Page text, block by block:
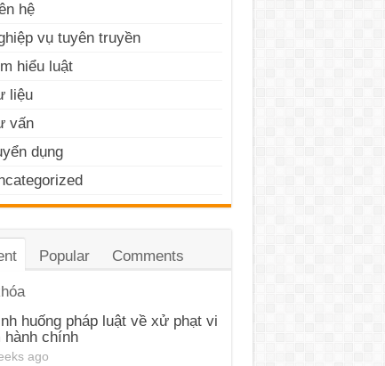
hệ
vụ tuyên truyền
hiểu luật
liệu
vấn
dụng
Popular Comments
huống pháp luật về xử phạt vi
hành chính
ago